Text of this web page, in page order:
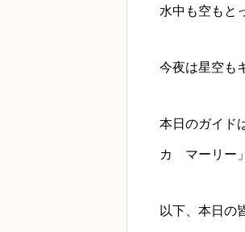
水中も空もと
今夜は星空も
本日のガイ
カ マーリー
以下、本日の